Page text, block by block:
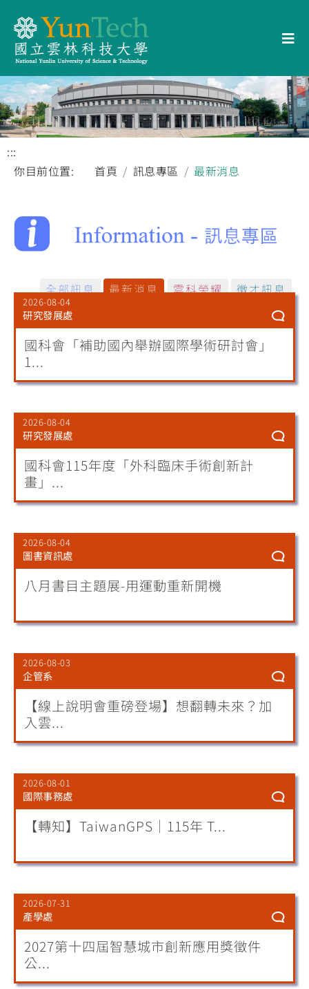
:::
你目前位置:
首頁 訊息專區 最新消息
全部訊息 最新消息 雲科榮耀 徵才訊息
2026-08-04
研究發展處
國科會「補助國內舉辦國際學術研討會」
1...
2026-08-04
研究發展處
國科會115年度「外科臨床手術創新計
畫」...
2026-08-04
圖書資訊處
八月書目主題展-用運動重新開機
2026-08-03
企管系
【線上說明會重磅登場】想翻轉未來？加
入雲...
2026-08-01
國際事務處
【轉知】TaiwanGPS｜115年 T...
2026-07-31
產學處
2027第十四屆智慧城市創新應用獎徵件
公...